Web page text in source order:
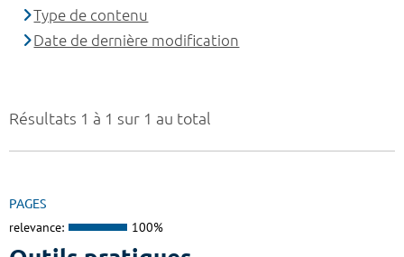
Résultats 1 à 1 sur 1 au total
PAGES
relevance: 100%
Type de contenu
Date de dernière modification